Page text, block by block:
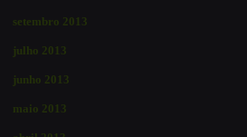
setembro 2013
julho 2013
junho 2013
maio 2013